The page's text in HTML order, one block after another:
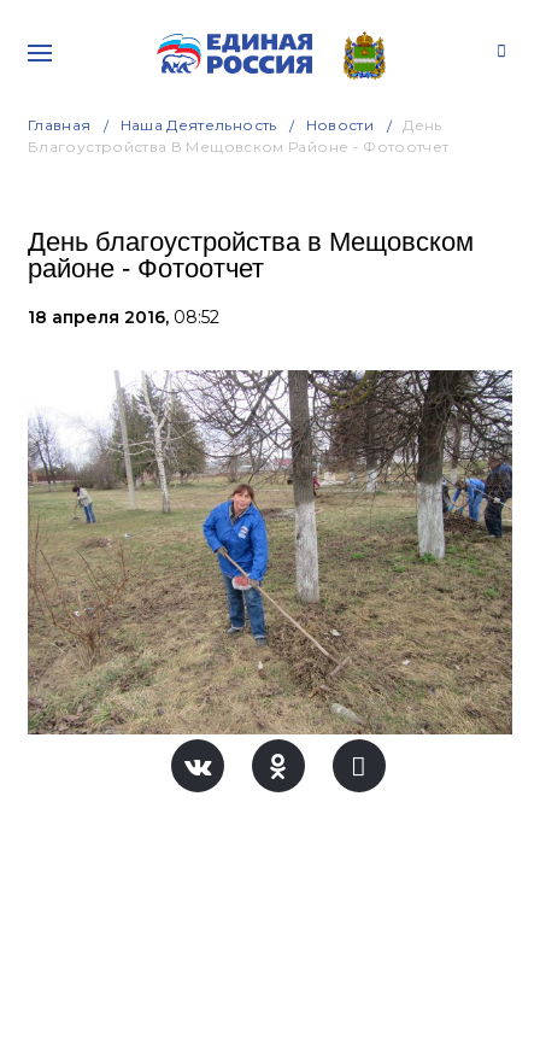
Главная Наша Деятельность Новости
День
Благоустройства В Мещовском Районе - Фотоотчет
День благоустройства в Мещовском
районе - Фотоотчет
18 апреля 2016, 08:52